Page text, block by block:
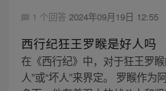
1 个回答 2024年09月19日 12:55
西行纪狂王罗睺是好人吗
在《西行纪》中，对于狂王罗
人”或“坏人”来界定。 罗睺作